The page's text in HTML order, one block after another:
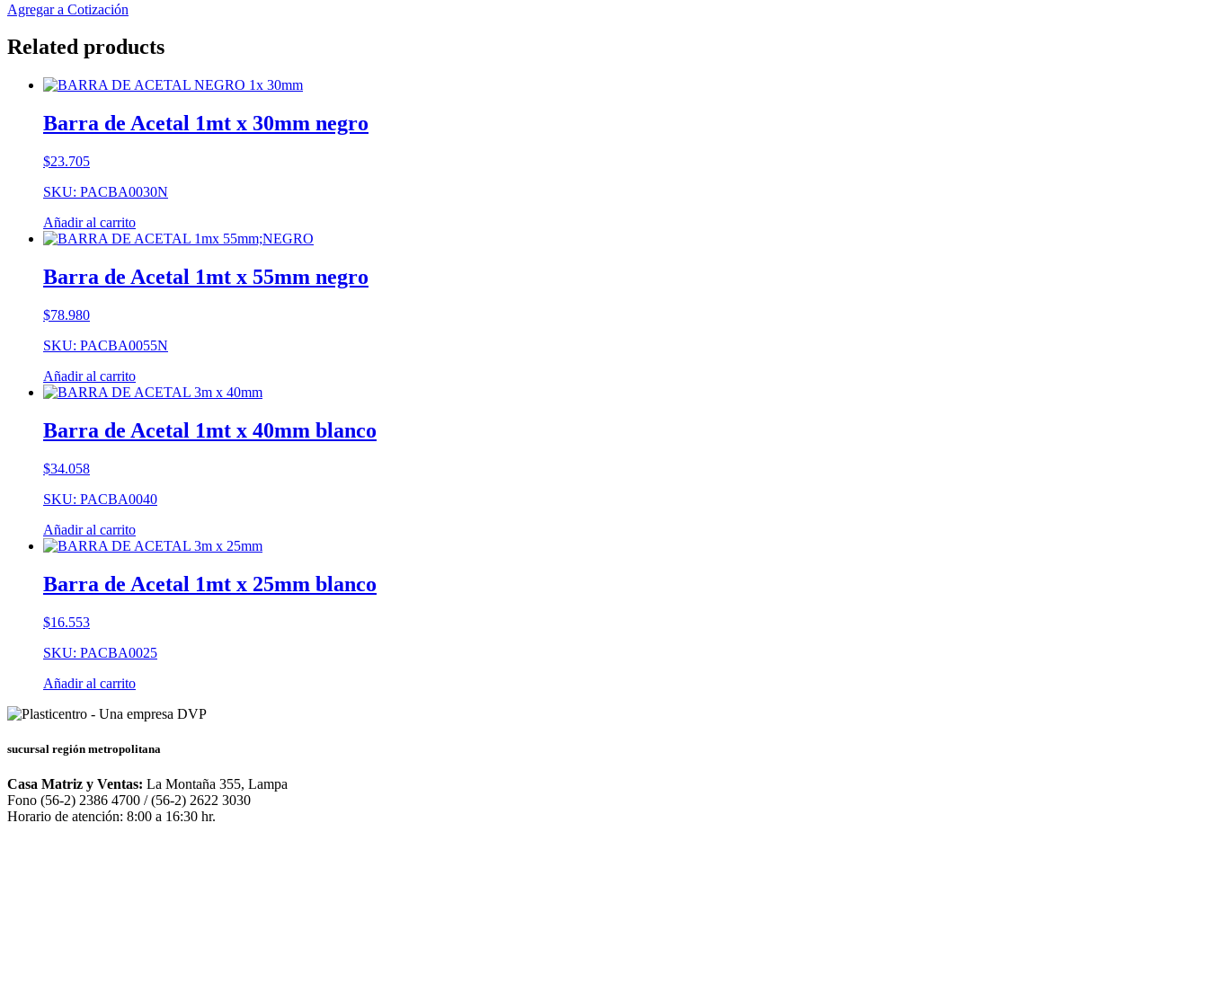
Agregar a Cotización
Related products
Barra de Acetal 1mt x 30mm negro
$23.705
SKU: PACBA0030N
Añadir al carrito
Barra de Acetal 1mt x 55mm negro
$78.980
SKU: PACBA0055N
Añadir al carrito
Barra de Acetal 1mt x 40mm blanco
$34.058
SKU: PACBA0040
Añadir al carrito
Barra de Acetal 1mt x 25mm blanco
$16.553
SKU: PACBA0025
Añadir al carrito
sucursal región metropolitana
Casa Matriz y Ventas: La Montaña 355, Lampa
Fono (56-2) 2386 4700 / (56-2) 2622 3030
Horario de atención: 8:00 a 16:30 hr.